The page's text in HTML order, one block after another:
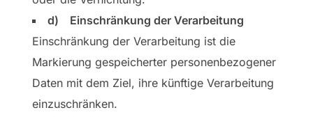
d) Einschränkung der Verarbeitung
Einschränkung der Verarbeitung ist die
Markierung gespeicherter personenbezogener
Daten mit dem Ziel, ihre künftige Verarbeitung
einzuschränken.